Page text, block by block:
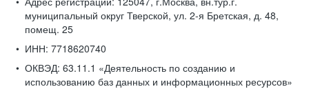
муниципальный округ Тверской, ул. 2-я Бретская, д. 48,
помещ. 25
ИНН: 7718620740
ОКВЭД: 63.11.1 «Деятельность по созданию и
использованию баз данных и информационных ресурсов»